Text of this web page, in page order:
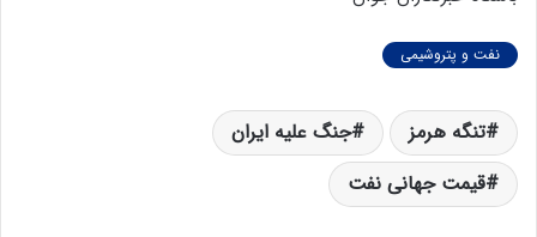
نفت و پتروشیمی
تنگه هرمز
جنگ علیه ایران
قیمت جهانی نفت